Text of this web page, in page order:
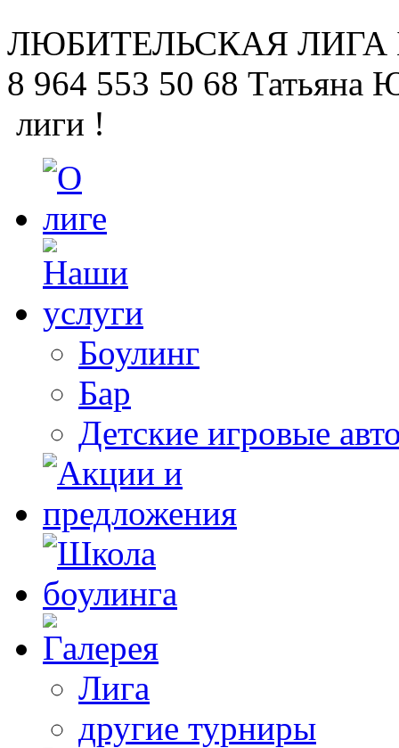
ЛЮБИТЕЛЬСКАЯ ЛИГА
8 964 553 50 68 Татьяна
лиги !
Боулинг
Бар
Детские игровые
Лига
другие турниры